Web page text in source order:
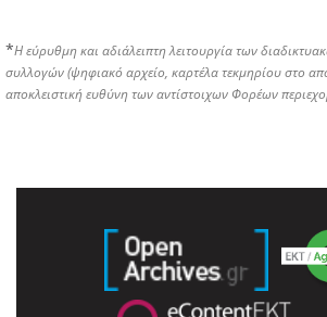
*Η εύρυθμη και αδιάλειπτη λειτουργία των
συλλογών (ψηφιακό αρχείο, καρτέλα τεκμηρίου στο
αποκλειστική ευθύνη των αντίστοιχων Φορέων